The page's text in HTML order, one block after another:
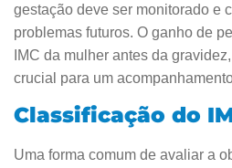
gestação deve ser monitorado e
problemas futuros. O ganho de
IMC da mulher antes da
crucial para um
Classificação do
Uma forma comum de avaliar a